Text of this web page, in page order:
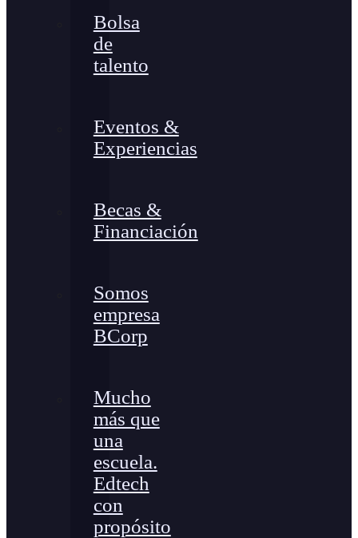
Bolsa
de
talento
Eventos &
Experiencias
Becas &
Financiación
Somos
empresa
BCorp
Mucho
más que
una
escuela.
Edtech
con
propósito